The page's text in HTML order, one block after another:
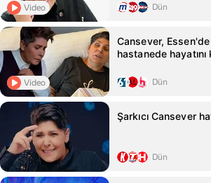
Video Dün
Video
Cansever,
hastanede
Dün
Şarkıcı Cansever
Dün